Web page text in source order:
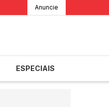
Anuncie
ESPECIAIS